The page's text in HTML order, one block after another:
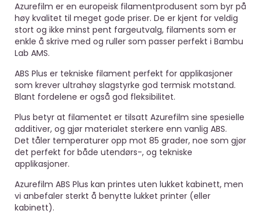
Azurefilm er en europeisk filamentprodusent som byr på
høy kvalitet til meget gode priser. De er kjent for veldig
stort og ikke minst pent fargeutvalg, filaments som er
enkle å skrive med og ruller som passer perfekt i Bambu
Lab AMS.
ABS Plus er tekniske filament perfekt for applikasjoner
som krever ultrahøy slagstyrke god termisk motstand.
Blant fordelene er også god fleksibilitet.
Plus betyr at filamentet er tilsatt Azurefilm sine spesielle
additiver, og gjør materialet sterkere enn vanlig ABS.
Det tåler temperaturer opp mot 85 grader, noe som gjør
det perfekt for både utendørs-, og tekniske
applikasjoner.
Azurefilm ABS Plus kan printes uten lukket kabinett, men
vi anbefaler sterkt å benytte lukket printer (eller
kabinett).